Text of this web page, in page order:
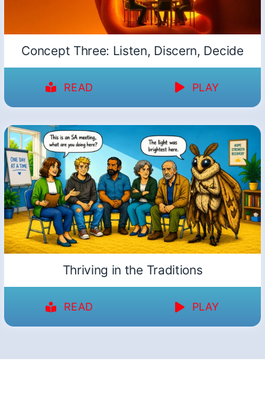
Concept Three: Listen, Discern, Decide
READ PLAY
Thriving in the Traditions
READ PLAY